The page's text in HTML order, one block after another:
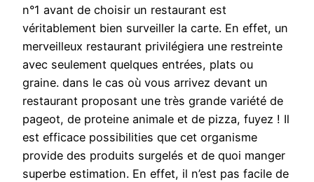
n°1 avant de choisir un restaurant est
véritablement bien surveiller la carte. En effet, un
merveilleux restaurant privilégiera une restreinte
avec seulement quelques entrées, plats ou
graine. dans le cas où vous arrivez devant un
restaurant proposant une très grande variété de
pageot, de proteine animale et de pizza, fuyez ! Il
est efficace possibilities que cet organisme
provide des produits surgelés et de quoi manger
superbe estimation. En effet, il n’est pas facile de